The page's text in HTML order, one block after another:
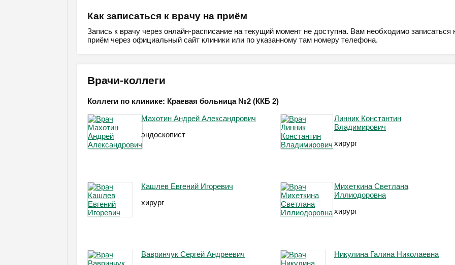
Как записаться к врачу на приём
Запись к врачу через онлайн-расписание на текущий момент не доступна. Вам необходимо записаться
приём через официальный сайт клиники или по указанному там номеру телефона.
Врачи-коллеги
Коллеги по клинике: Краевая больница №2 (ККБ 2)
Махотин Андрей Александрович
эндоскопист
Линник Константин
Владимирович
хирург
Кашлев Евгений Игоревич
хирург
Михеткина Светлана
Иллиодоровна
хирург
Вавринчук Сергей Андреевич
Никулина Галина Николаевна